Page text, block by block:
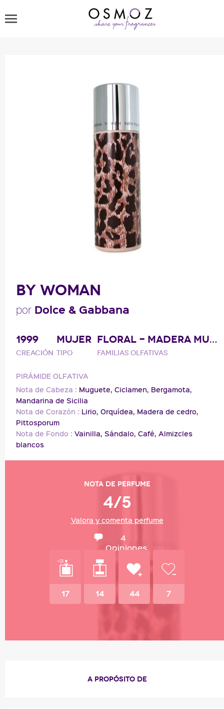
BY WOMAN
por Dolce & Gabbana
1999
Creación
MUJER
Tipo
FLORAL - MADERA MUSGO
Familias olfativas
PIRÁMIDE OLFATIVA
Nota de Cabeza : Muguete, Ciclamen, Bergamota,
Mandarina de Sicilia
Nota de Corazón : Lirio, Orquídea, Madera de cedro,
Pittosporum
Nota de Fondo : Vainilla, Sándalo, Café, Almizcles
blancos
Nota de perfume
4/5
Valora y comenta perfume
4
Opiniones
17 14 44 7
A PROPÓSITO DE